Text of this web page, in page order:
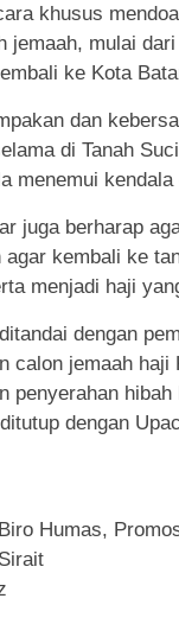
khusus
jemaah, mulai
ke Kota
dan
di Tanah
menemui
juga berharap
agar kembali ke
menjadi haji
dengan
calon jemaah haji
penyerahan hibah
dengan
Humas,